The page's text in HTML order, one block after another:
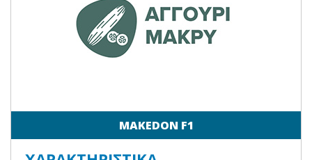
MAKEDON F1